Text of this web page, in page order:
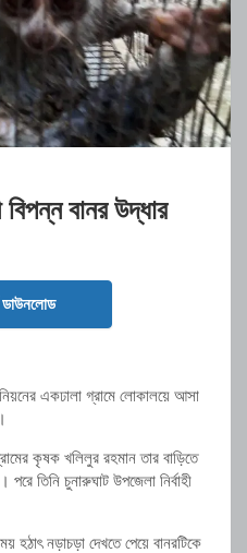
বানর উদ্ধার
ডাউনলোড
একঢালা গ্রামে লোকালয়ে আসা
কৃষক খলিলুর রহমান তার বাড়িতে
তিনি চুনারুঘাট উপজেলা নির্বাহী
হঠাৎ নড়াচড়া দেখতে পেয়ে বানরটিকে